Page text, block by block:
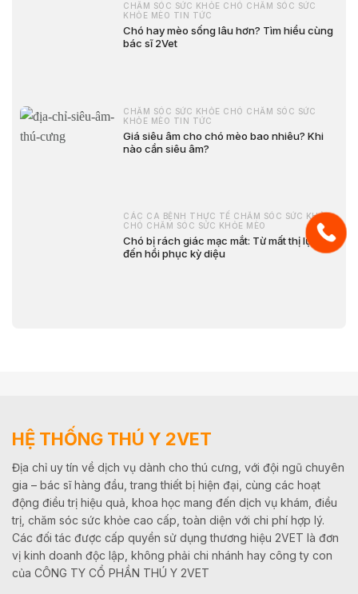
CHĂM SÓC SỨC KHỎE CHÓ CHĂM SÓC SỨC
KHỎE MÈO TIN TỨC
Chó hay mèo sống lâu hơn? Tìm hiểu cùng
bác sĩ 2Vet
CHĂM SÓC SỨC KHỎE CHÓ CHĂM SÓC SỨC
KHỎE MÈO TIN TỨC
Giá siêu âm cho chó mèo bao nhiêu? Khi
nào cần siêu âm?
CÁC CA BỆNH THỰC TẾ CHĂM SÓC SỨC KHỎE
CHÓ CHĂM SÓC SỨC KHỎE MÈO
Chó bị rách giác mạc mắt: Từ mất thị lực
đến hồi phục kỳ diệu
HỆ THỐNG THÚ Y 2VET
Địa chỉ uy tín về dịch vụ dành cho thú cưng, với đội ngũ chuyên
gia – bác sĩ hàng đầu, trang thiết bị hiện đại, cùng các hoạt
động điều trị hiệu quả, khoa học mang đến dịch vụ khám, điều
trị, chăm sóc sức khỏe cao cấp, toàn diện với chi phí hợp lý.
Các đối tác được cấp quyền sử dụng thương hiệu 2VET là đơn
vị kinh doanh độc lập, không phải chi nhánh hay công ty con
của CÔNG TY CỔ PHẦN THÚ Y 2VET